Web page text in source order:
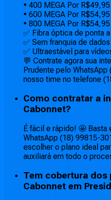
• 400 MEGA Por R$49,95
• 600 MEGA Por R$54,95
• 800 MEGA Por R$54,95
✅ Fibra óptica de ponta
✅ Sem franquia de dados
✅ Ultraestável para
💬 Contrate agora sua
Prudente pelo
nosso time no telefone
Como contratar a
Cabonnet?
É fácil e rápido! 🤩 Basta
WhatsApp (18) 99815-
escolher o plano ideal
auxiliará em todo o
Tem cobertura dos
Cabonnet em